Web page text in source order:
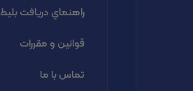
راهنماي دریافت بليط
قوانین و مقررات
تماس با ما